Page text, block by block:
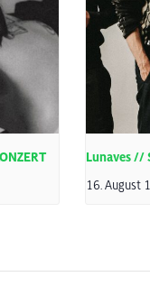
Lunaves //
16. August